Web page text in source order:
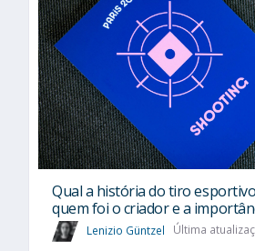
Qual a história do tiro
quem foi o criador e a
Lenizio Güntzel Última